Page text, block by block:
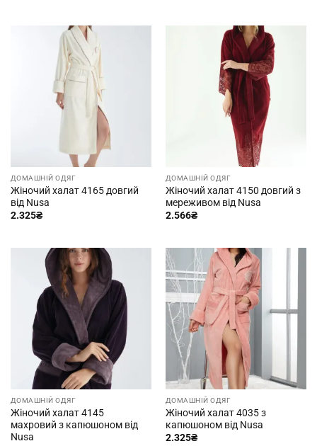
ДОМАШНІЙ ОДЯГ
Жіночий халат 4165 довгий
від Nusa
2.325₴
ДОМАШНІЙ ОДЯГ
Жіночий халат 4150 довгий з
мереживом від Nusa
2.566₴
ДОМАШНІЙ ОДЯГ
Жіночий халат 4145
махровий з капюшоном від
Nusa
ДОМАШНІЙ ОДЯГ
Жіночий халат 4035 з
капюшоном від Nusa
2.325₴